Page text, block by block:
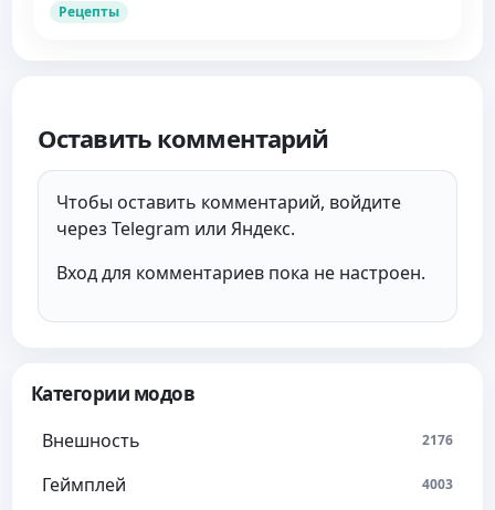
Категории модов
Внешность 2176
Геймплей 4003
Рецепты
Оставить комментарий
Чтобы оставить комментарий, войдите
через Telegram или Яндекс.
Вход для комментариев пока не настроен.